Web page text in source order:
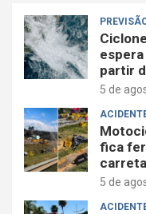
partir
5 de
fica
5 de